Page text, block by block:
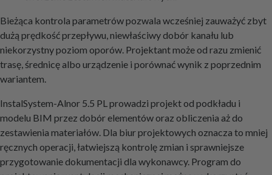
Bieżąca kontrola parametrów pozwala wcześniej zauważyć zbyt
dużą prędkość przepływu, niewłaściwy dobór kanału lub
niekorzystny poziom oporów. Projektant może od razu zmienić
trasę, średnicę albo urządzenie i porównać wynik z poprzednim
wariantem.
InstalSystem-Alnor 5.5 PL prowadzi projekt od podkładu i
modelu BIM przez dobór elementów oraz obliczenia aż do
zestawienia materiałów. Dla biur projektowych oznacza to mniej
ręcznych operacji, łatwiejszą kontrolę zmian i sprawniejsze
przygotowanie dokumentacji dla wykonawcy. Program do